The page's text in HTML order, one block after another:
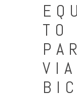
TO